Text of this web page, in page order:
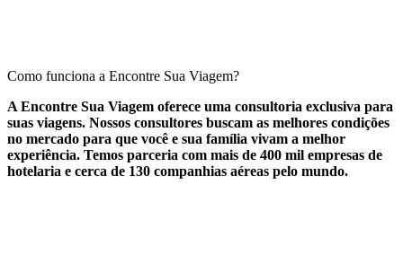
Como funciona a Encontre Sua Viagem?
A Encontre Sua Viagem oferece uma consultoria exclusiva para
suas viagens. Nossos consultores buscam as melhores condições
no mercado para que você e sua família vivam a melhor
experiência. Temos parceria com mais de 400 mil empresas de
hotelaria e cerca de 130 companhias aéreas pelo mundo.